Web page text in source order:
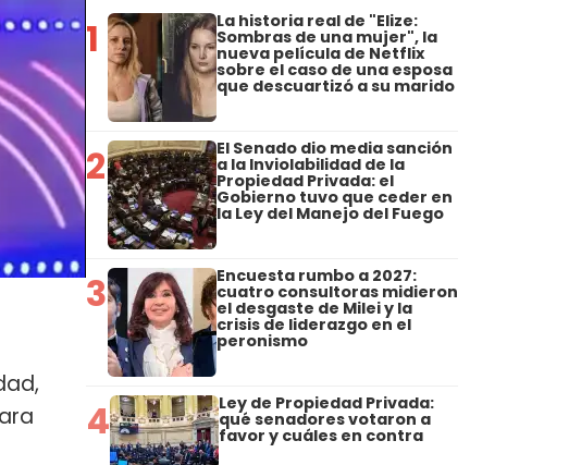
1 La historia real de "Elize:
Sombras de una mujer", la
nueva película de Netflix
sobre el caso de una esposa
que descuartizó a su marido
2 El Senado dio media sanción
a la Inviolabilidad de la
Propiedad Privada: el
Gobierno tuvo que ceder en
la Ley del Manejo del Fuego
3 Encuesta rumbo a 2027:
cuatro consultoras midieron
el desgaste de Milei y la
crisis de liderazgo en el
peronismo
4 Ley de Propiedad Privada:
qué senadores votaron a
favor y cuáles en contra